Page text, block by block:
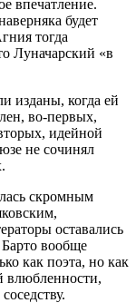
впечатление.
будет
тогда
Луначарский «в
изданы, когда ей
во-первых,
идейной
не сочинял
скромным
оставались
вообще
как поэта, но как
влюбленности,